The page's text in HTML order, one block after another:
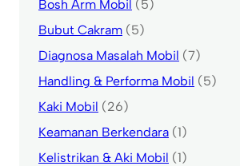
Bosh Arm Mobil (5)
Bubut Cakram (5)
Diagnosa Masalah Mobil (7)
Handling & Performa Mobil (5)
Kaki Mobil (26)
Keamanan Berkendara (1)
Kelistrikan & Aki Mobil (1)